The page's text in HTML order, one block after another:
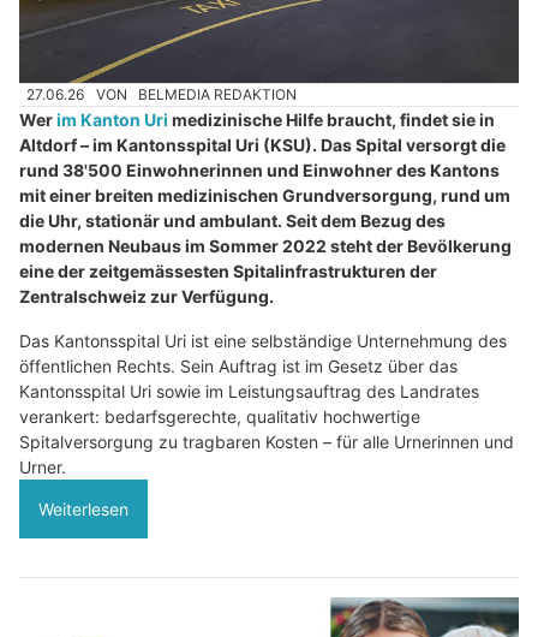
27.06.26 VON BELMEDIA REDAKTION
Werim Kanton Uri medizinische Hilfe braucht, findet sie in
Altdorf – im Kantonsspital Uri (KSU). Das Spital versorgt die
rund 38'500 Einwohnerinnen und Einwohner des Kantons
mit einer breiten medizinischen Grundversorgung, rund um
die Uhr, stationär und ambulant. Seit dem Bezug des
modernen Neubaus im Sommer 2022 steht der Bevölkerung
eine der zeitgemässesten Spitalinfrastrukturen der
Zentralschweiz zur Verfügung.
Das Kantonsspital Uri ist eine selbständige Unternehmung des
öffentlichen Rechts. Sein Auftrag ist im Gesetz über das
Kantonsspital Uri sowie im Leistungsauftrag des Landrates
verankert: bedarfsgerechte, qualitativ hochwertige
Spitalversorgung zu tragbaren Kosten – für alle Urnerinnen und
Urner.
Weiterlesen